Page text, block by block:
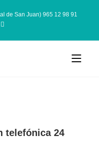
de San Juan) 965 12 98 91
telefónica 24